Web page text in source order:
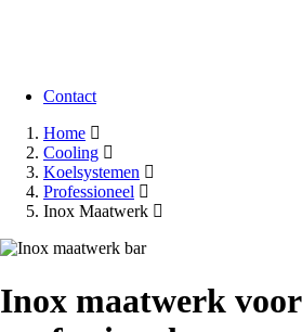
Contact
Contact
Kruimelpad
Home
Cooling
Koelsystemen
Professioneel
Inox Maatwerk
Image
Inox maatwerk voor